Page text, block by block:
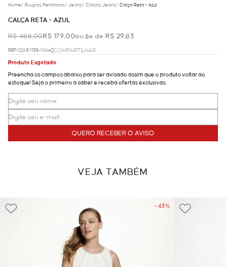
Home/ Roupas Femininas/ Jeans/ Calcas Jeans/ Calça Reta - Azul
CALÇA RETA - AZUL
R$ 488,00R$ 179,00ou 6x de R$ 29,83
REF.02.83.0155-066
COMPARTILHAR
Produto Esgotado
Preencha os campos abaixo para ser avisado assim que o produto voltar ao
estoque! Seja o primeiro a saber e receba ofertas exclusivas.
QUERO RECEBER O AVISO
VEJA TAMBÉM
- 43%